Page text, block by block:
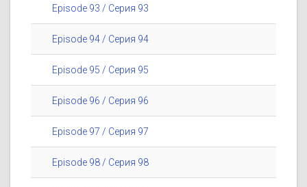
Episode 93 / Серия 93
Episode 94 / Серия 94
Episode 95 / Серия 95
Episode 96 / Серия 96
Episode 97 / Серия 97
Episode 98 / Серия 98